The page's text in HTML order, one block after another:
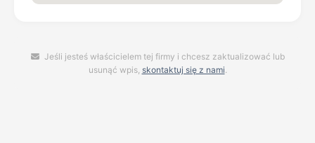
Jeśli jesteś właścicielem tej firmy i chcesz zaktualizować lub
usunąć wpis, skontaktuj się z nami.